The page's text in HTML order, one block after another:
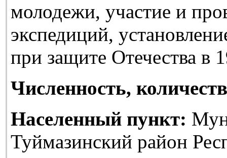
молодежи, участие и
экспедиций,
при защите Отечества в
Численность,
Населенный пункт:
Туймазинский район